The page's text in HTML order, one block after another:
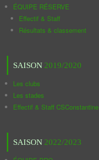
ÉQUIPE RÉSERVE
Effectif & Staff
Résultats & classement
SAISON 2019/2020
Les clubs
Les stades
Effectif & Staff CSConstantine
SAISON 2022/2023